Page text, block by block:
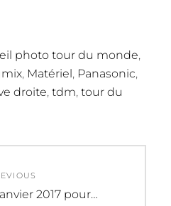
photo tour du monde,
, Matériel, Panasonic,
droite, tdm, tour du
2017 pour…